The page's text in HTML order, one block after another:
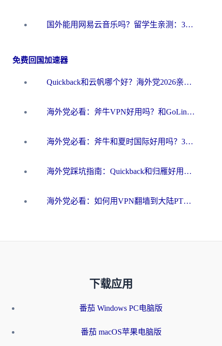
国外能用网易云音乐吗？留学生亲测：3步解决海外听歌难题
免费回国加速器
Quickback和云帆哪个好？海外党2026亲测指南：选对加速器大陆工具，无缝刷国内剧玩国服
海外党必看：斧牛VPN好用吗？和GoLinkVPN对比哪个回国效果更好？
海外党必看：斧牛和夏时国际好用吗？3步选对回国加速器，无缝刷国内资源
海外党踩坑指南：Quickback和归雁好用吗？选对加速器才能无缝刷国内资源
海外党必看：如何用VPN翻墙到大陆PTT？一篇解决你所有回国加速痛点
下载应用
番茄 Windows PC电脑版
番茄 macOS苹果电脑版